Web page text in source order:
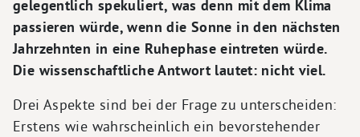
gelegentlich spekuliert, was denn mit dem Klima
passieren würde, wenn die Sonne in den nächsten
Jahrzehnten in eine Ruhephase eintreten würde.
Die wissenschaftliche Antwort lautet: nicht viel.
Drei Aspekte sind bei der Frage zu unterscheiden:
Erstens wie wahrscheinlich ein bevorstehender